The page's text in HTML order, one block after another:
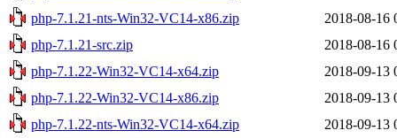
php-7.1.21-nts-Win32-VC14-x86.zip
2018-08-16
php-7.1.21-src.zip
2018-08-16
php-7.1.22-Win32-VC14-x64.zip
2018-09-13
php-7.1.22-Win32-VC14-x86.zip
2018-09-13
php-7.1.22-nts-Win32-VC14-x64.zip
2018-09-13